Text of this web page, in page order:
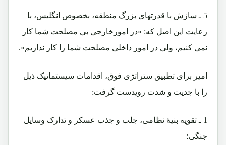
5 ـ سازش با قدرتهای بزرگ منطقه، بخصوص انگلیس، با
رعایت این اصل که: «در امورخارجی بی مصلحت شما کار
نمی کنیم، ولی در امور داخلی مصلحت شما را کار نداریم».
امیر برای تطبیق ستراتژی فوق، اقدامات سیستماتیک ذیل
را با جدیت و شدت رویدست گرفت:
1 ـ تقویه بنیۀ نظامی، جلب و جذب عسکر و تدارک وسایل
جنگی؛